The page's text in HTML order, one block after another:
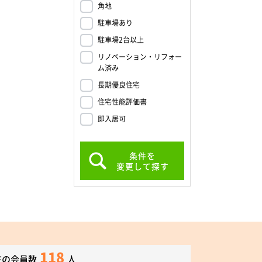
角地
駐車場あり
駐車場2台以上
リノベーション・リフォー
ム済み
長期優良住宅
住宅性能評価書
即入居可
条件を
変更して探す
会員数 118 人